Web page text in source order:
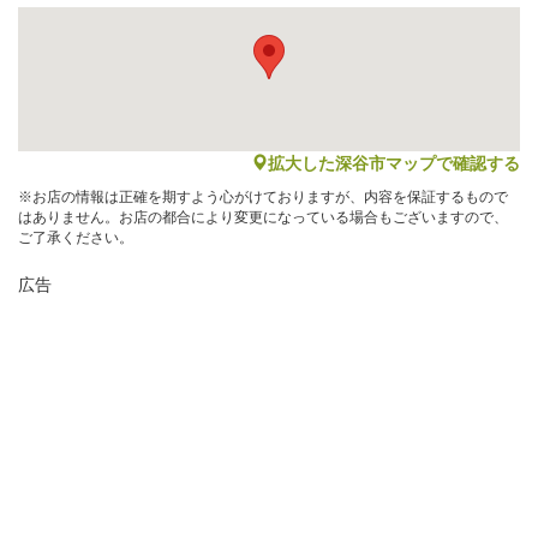
map
拡大した深谷市マップで確認する
※お店の情報は正確を期すよう心がけておりますが、内容を保証するもので
はありません。お店の都合により変更になっている場合もございますので、
ご了承ください。
広告